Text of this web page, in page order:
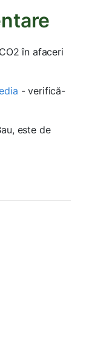
în afaceri
- verifică-
este de